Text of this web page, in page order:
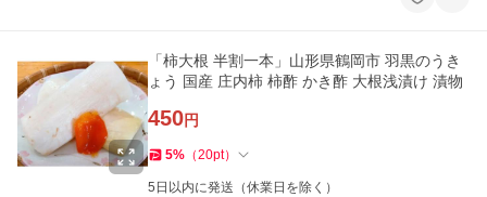
「柿大根 半割一本」山形県鶴岡市 羽黒のうき
ょう 国産 庄内柿 柿酢 かき酢 大根浅漬け 漬物
450円
5% （20pt）
5日以内に発送（休業日を除く）